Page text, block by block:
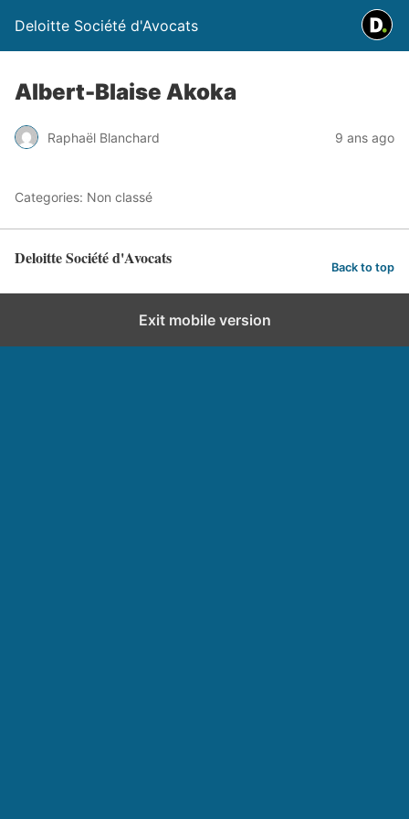
Deloitte Société d'Avocats
Albert-Blaise Akoka
Raphaël Blanchard 9 ans ago
Categories: Non classé
Deloitte Société d'Avocats Back to top
Exit mobile version